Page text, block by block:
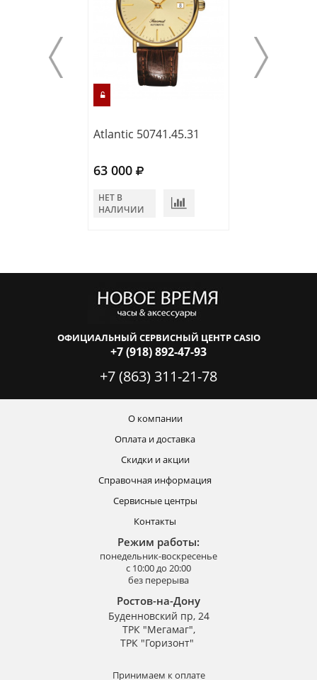
Atlantic 50741.45.31
63 000
НЕТ В
НАЛИЧИИ
ОФИЦИАЛЬНЫЙ СЕРВИСНЫЙ ЦЕНТР CASIO
+7 (918) 892-47-93
+7 (863) 311-21-78
О компании
Оплата и доставка
Скидки и акции
Справочная информация
Сервисные центры
Контакты
Режим работы:
понедельник-воскресенье
с 10:00 до 20:00
без перерыва
Ростов-на-Дону
Буденновский пр, 24
ТРК "Мегамаг",
ТРК "Горизонт"
Принимаем к оплате